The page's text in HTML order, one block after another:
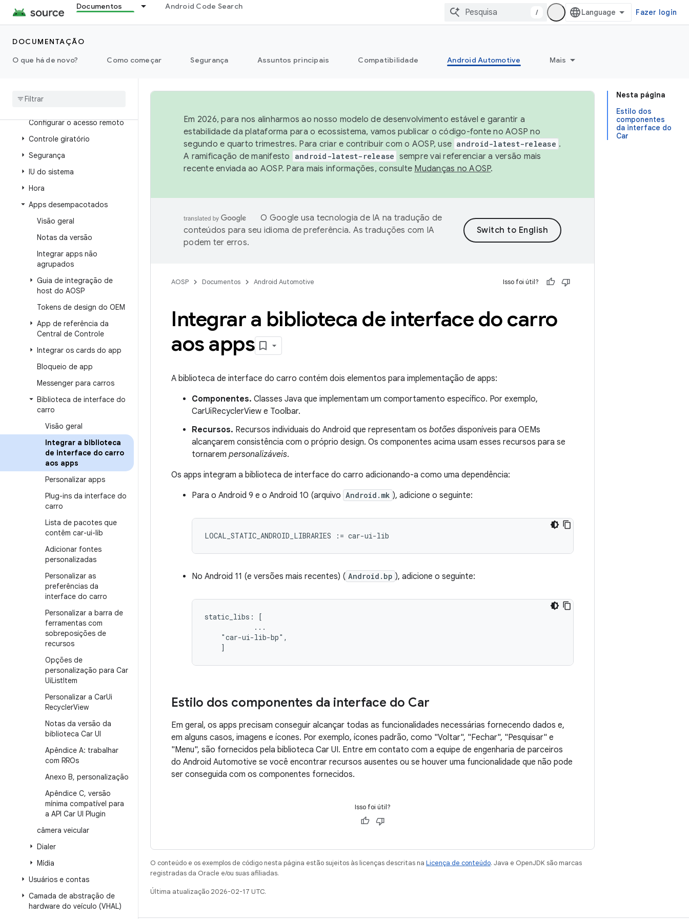
Documentos Android Code Search
/ Fazer login
DOCUMENTAÇÃO
O que há de novo?
Como começar Segurança Assuntos principais Compatibilidade Android Automotive Mais
Distração do motorista
Gerenciamento de flash wear
Local
Notificações
Configurar o acesso remoto
Controle giratório
Segurança
IU do sistema
Hora
Apps desempacotados
Visão geral
Notas da versão
Integrar apps não
agrupados
Guia de integração de
host do AOSP
Tokens de design do OEM
App de referência da
Central de Controle
Integrar os cards do app
Bloqueio de app
Messenger para carros
Biblioteca de interface do
carro
Visão geral
Integrar a biblioteca
de interface do carro
aos apps
Personalizar apps
Plug-ins da interface do
carro
Lista de pacotes que
contêm car-ui-lib
Adicionar fontes
personalizadas
Personalizar as
preferências da
interface do carro
Personalizar a barra de
ferramentas com
sobreposições de
recursos
Opções de
personalização para Car
UiListItem
Personalizar a CarUi
RecyclerView
Notas da versão da
biblioteca Car UI
Apêndice A: trabalhar
com RROs
Anexo B, personalização
Apêndice C, versão
mínima compatível para
a API Car UI Plugin
câmera veicular
Dialer
Mídia
Usuários e contas
Camada de abstração de
hardware do veículo (VHAL)
Nesta página
Estilo dos
componentes
da interface do
Car
Em 2026, para nos alinharmos ao nosso modelo de desenvolvimento estável e garantir a
estabilidade da plataforma para o ecossistema, vamos publicar o código-fonte no AOSP no
segundo e quarto trimestres. Para criar e contribuir com o AOSP, use android-latest-release .
A ramificação de manifesto
android-latest-release sempre vai referenciar a versão mais
recente enviada ao AOSP. Para mais informações, consulte Mudanças no AOSP.
O Google usa tecnologia de IA na tradução de
conteúdos para seu idioma de preferência. As traduções com IA
podem ter erros.
AOSP Documentos Android Automotive Isso foi útil?
Integrar a biblioteca de interface do carro
aos apps
A biblioteca de interface do carro contém dois elementos para implementação de apps:
Componentes. Classes Java que implementam um comportamento específico. Por exemplo,
CarUiRecyclerView e Toolbar.
Recursos. Recursos individuais do Android que representam os botões disponíveis para OEMs
alcançarem consistência com o próprio design. Os componentes acima usam esses recursos para se
tornarem personalizáveis.
Os apps integram a biblioteca de interface do carro adicionando-a como uma dependência:
Para o Android 9 e o Android 10 (arquivo Android.mk ), adicione o seguinte:
LOCAL_STATIC_ANDROID_LIBRARIES := car-ui-lib
No Android 11 (e versões mais recentes) ( Android.bp ), adicione o seguinte:
static_libs: [
            ...
    "car-ui-lib-bp",
    ]
Estilo dos componentes da interface do Car
Em geral, os apps precisam conseguir alcançar todas as funcionalidades necessárias fornecendo dados e,
em alguns casos, imagens e ícones. Por exemplo, ícones padrão, como "Voltar", "Fechar", "Pesquisar" e
"Menu", são fornecidos pela biblioteca Car UI. Entre em contato com a equipe de engenharia de parceiros
do Android Automotive se você encontrar recursos ausentes ou se houver uma funcionalidade que não pode
ser conseguida com os componentes fornecidos.
Isso foi útil?
O conteúdo e os exemplos de código nesta página estão sujeitos às licenças descritas na Licença de conteúdo. Java e OpenJDK são marcas
registradas da Oracle e/ou suas afiliadas.
Última atualização 2026-02-17 UTC.